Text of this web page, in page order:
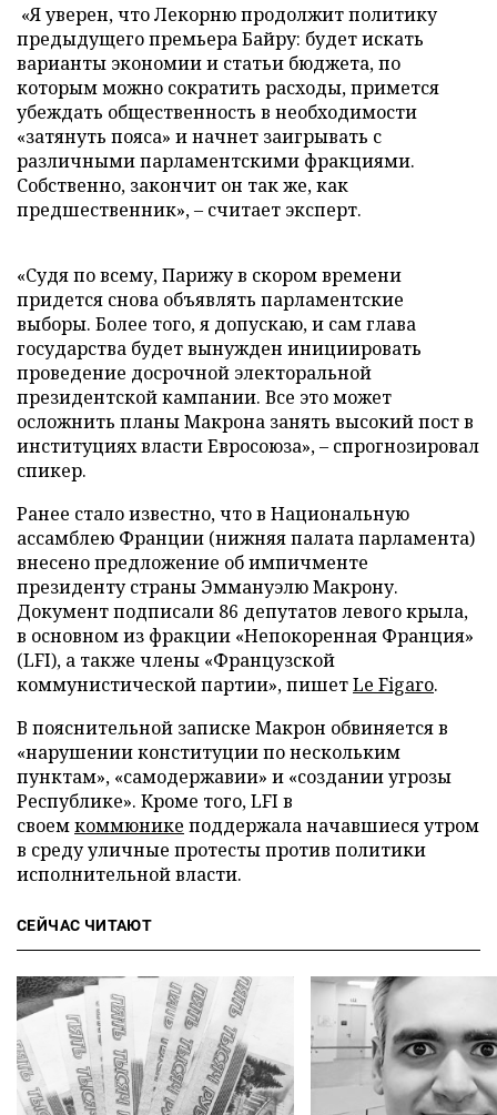
«Я уверен, что Лекорню продолжит политику
предыдущего премьера Байру: будет искать
варианты экономии и статьи бюджета, по
которым можно сократить расходы, примется
убеждать общественность в необходимости
«затянуть пояса» и начнет заигрывать с
различными парламентскими фракциями.
Собственно, закончит он так же, как
предшественник», – считает эксперт.
«Судя по всему, Парижу в скором времени
придется снова объявлять парламентские
выборы. Более того, я допускаю, и сам глава
государства будет вынужден инициировать
проведение досрочной электоральной
президентской кампании. Все это может
осложнить планы Макрона занять высокий пост в
институциях власти Евросоюза», – спрогнозировал
спикер.
Ранее стало известно, что в Национальную
ассамблею Франции (нижняя палата парламента)
внесено предложение об импичменте
президенту страны Эммануэлю Макрону.
Документ подписали 86 депутатов левого крыла,
в основном из фракции «Непокоренная Франция»
(LFI), а также члены «Французской
коммунистической партии», пишетLe Figaro.
В пояснительной записке Макрон обвиняется в
«нарушении конституции по нескольким
пунктам», «самодержавии» и «создании угрозы
Республике». Кроме того, LFI в
своемкоммюнике поддержала начавшиеся утром
в среду уличные протесты против политики
исполнительной власти.
СЕЙЧАС ЧИТАЮТ